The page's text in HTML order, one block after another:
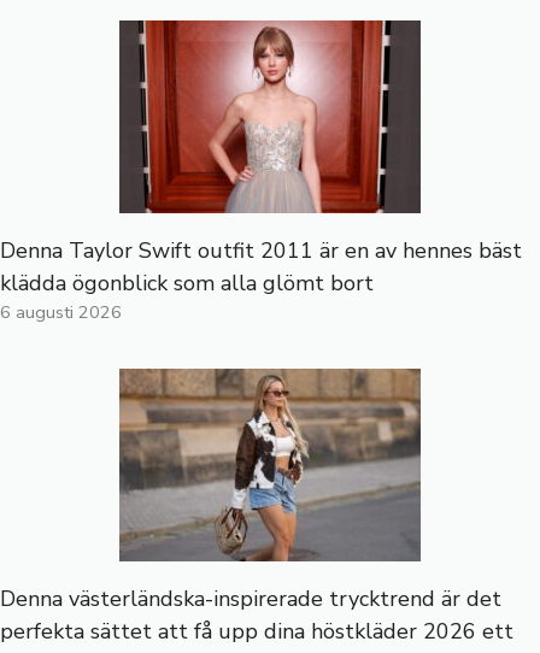
Denna Taylor Swift outfit 2011 är en av hennes bäst
klädda ögonblick som alla glömt bort
6 augusti 2026
Denna västerländska-inspirerade trycktrend är det
perfekta sättet att få upp dina höstkläder 2026 ett